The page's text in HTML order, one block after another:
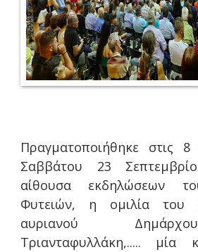
Πραγματοποιήθηκε στις
Σαββάτου 23
αίθουσα εκδηλώσεων
Φυτειών, η ομιλία του
αυριανού
Τριανταφυλλάκη,..... μία